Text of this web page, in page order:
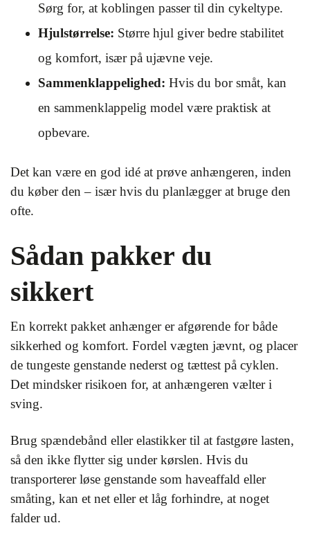
Sørg for, at koblingen passer til din cykeltype.
Hjulstørrelse: Større hjul giver bedre stabilitet
og komfort, især på ujævne veje.
Sammenklappelighed: Hvis du bor småt, kan
en sammenklappelig model være praktisk at
opbevare.
Det kan være en god idé at prøve anhængeren, inden
du køber den – især hvis du planlægger at bruge den
ofte.
Sådan pakker du
sikkert
En korrekt pakket anhænger er afgørende for både
sikkerhed og komfort. Fordel vægten jævnt, og placer
de tungeste genstande nederst og tættest på cyklen.
Det mindsker risikoen for, at anhængeren vælter i
sving.
Brug spændebånd eller elastikker til at fastgøre lasten,
så den ikke flytter sig under kørslen. Hvis du
transporterer løse genstande som haveaffald eller
småting, kan et net eller et låg forhindre, at noget
falder ud.